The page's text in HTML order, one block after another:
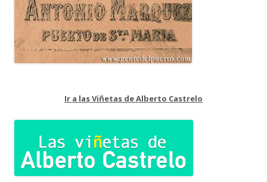
Ir a las Viñetas de Alberto Castrelo